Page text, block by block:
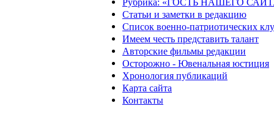
Статьи и заметки в редакцию
Список военно-патриотических
Имеем честь представить талант
Авторские фильмы редакции
Осторожно - Ювенальная юстиция
Хронология публикаций
Карта сайта
Контакты